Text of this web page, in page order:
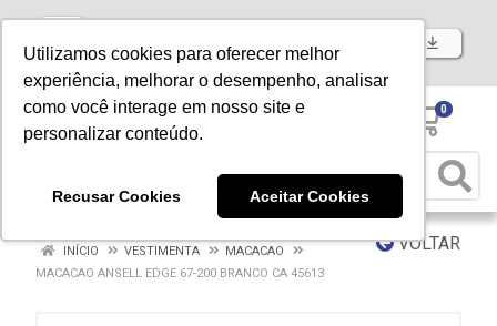
Utilizamos cookies para oferecer melhor
experiência, melhorar o desempenho, analisar
como você interage em nosso site e
personalizar conteúdo.
Recusar Cookies Aceitar Cookies
Baixe já nosso APP
0
VOLTAR
INÍCIO VESTIMENTA
MACACAO
MACACAO ANSELL EDGE 67-200 BRANCO CA 45613